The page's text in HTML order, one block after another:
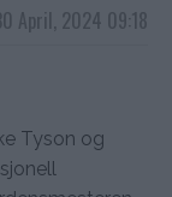
April, 2024 09:18
Tyson og